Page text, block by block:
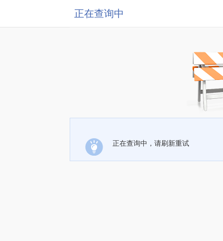
正在查询中
正在查询中，请刷新重试